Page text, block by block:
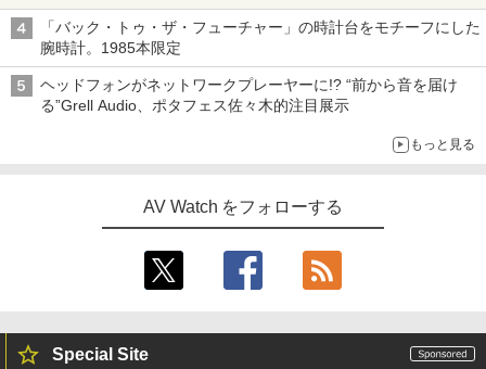
「バック・トゥ・ザ・フューチャー」の時計台をモチーフにした
腕時計。1985本限定
ヘッドフォンがネットワークプレーヤーに!? “前から音を届け
る”Grell Audio、ポタフェス佐々木的注目展示
もっと見る
AV Watch をフォローする
Special Site